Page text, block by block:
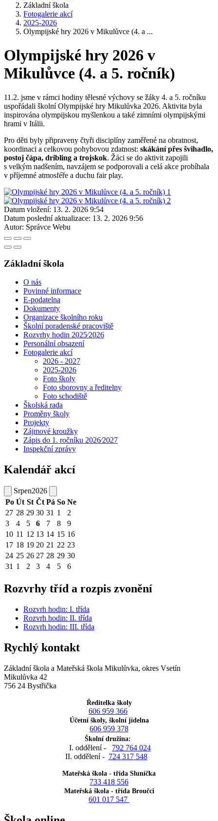
Základní škola
Fotogalerie akcí
2025-2026
Olympijské hry 2026 v Mikulůvce (4. a ...
Olympijské hry 2026 v
Mikulůvce (4. a 5. ročník)
11.2. jsme v rámci hodiny tělesné výchovy se žáky 4. a 5. ročníku
uspořádali školní Olympijské hry Mikulůvka 2026. Aktivita byla
inspirována olympijskou myšlenkou a také zimními olympijskými
hrami v Itálii.
Pro děti byly připraveny čtyři disciplíny zaměřené na obratnost,
koordinaci a celkovou pohybovou zdatnost: skákání přes švihadlo,
postoj čápa, dribling a trojskok. Žáci se do aktivit zapojili
s velkým nadšením, navzájem se podporovali a celá akce probíhala
v příjemné atmosféře a duchu fair play.
Datum vložení: 13. 2. 2026 9:54
Datum poslední aktualizace: 13. 2. 2026 9:56
Autor: Správce Webu
Základní škola
O nás
Povinné informace
E-podatelna
Dokumenty
Organizace školního roku
Školní poradenské pracoviště
Rozvrhy hodin 2025⁄2026
Personální obsazení
Fotogalerie akcí
2026 - 2027
2025-2026
Foto školy
Foto sborovny a ředitelny
Foto schodiště
Školská rada
Proměny školy
Projekty
Zájmové kroužky
Zápis do 1. ročníku 2026⁄2027
Inspekční zprávy
Kalendář akcí
Srpen2026
Po Út St Čt Pá So Ne
27 28 29 30 31 1
2
3
4 5 6 7 8
9
10 11 12 13 14 15 16
17 18 19 20 21 22 23
24 25 26 27 28 29 30
31 1 2 3 4 5 6
Rozvrhy tříd a rozpis zvonění
Rozvrh hodin: I. třída
Rozvrh hodin: II. třída
Rozvrh hodin: III. třída
Rychlý kontakt
Základní škola a Mateřská škola Mikulůvka, okres Vsetín
Mikulůvka 42
756 24 Bystřička
Ředitelka školy
606 959 366
Účetní školy, školní jídelna
606 959 378
Školní družina:
I. oddělení - 792 764 024
II. oddělení - 724 317 548
Mateřská škola - třída Sluníčka
733 418 556
Mateřská škola - třída Broučci
601 017 547